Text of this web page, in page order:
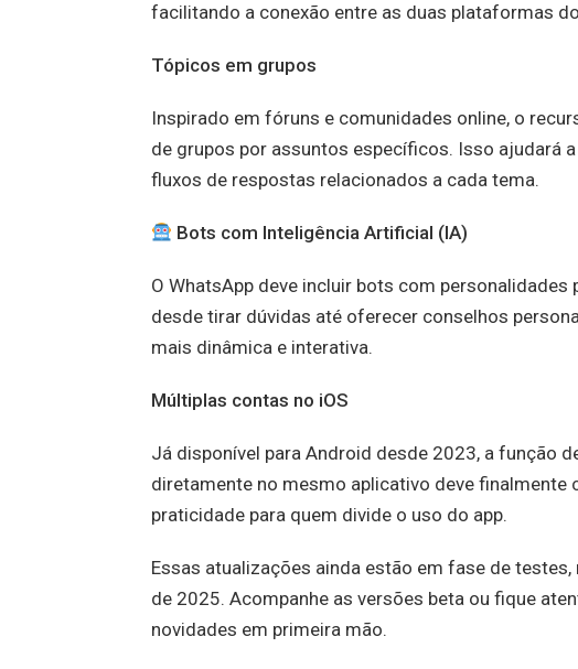
facilitando a conexão entre as duas plataformas
Tópicos em grupos
Inspirado em fóruns e comunidades online, o
de grupos por assuntos específicos. Isso ajudará
fluxos de respostas relacionados a cada tema.
Bots com Inteligência Artificial (IA)
O WhatsApp deve incluir bots com
desde tirar dúvidas até oferecer conselhos
mais dinâmica e interativa.
Múltiplas contas no iOS
Já disponível para Android desde 2023, a função
diretamente no mesmo aplicativo deve finalmente
praticidade para quem divide o uso do app.
Essas atualizações ainda estão em fase de
de 2025. Acompanhe as versões beta ou fique
novidades em primeira mão.